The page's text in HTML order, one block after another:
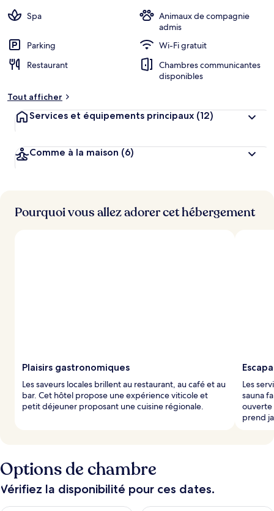
Spa
Animaux de compagnie
admis
Parking
Wi-Fi gratuit
Restaurant
Chambres communicantes
disponibles
Tout afficher
Services et équipements principaux (12)
Comme à la maison (6)
Pourquoi vous allez adorer cet hébergement
Plaisirs gastronomiques
Les saveurs locales brillent au restaurant, au café et au
bar. Cet hôtel propose une expérience viticole et
petit déjeuner proposant une cuisine régionale.
Les
sauna
ouverte
prend
Options de chambre
Vérifiez la disponibilité pour ces dates.